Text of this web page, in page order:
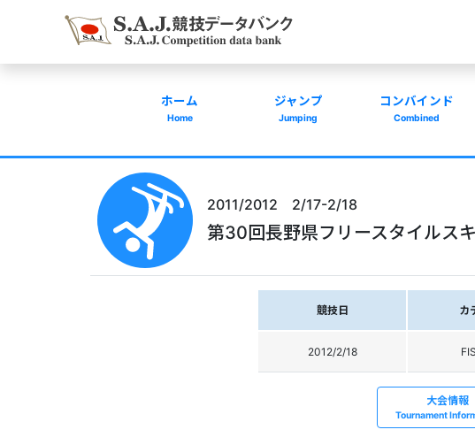
ホーム
Home
ジャンプ
Jumping
コンバインド
Combined
2011/2012 2/17-2/18
第30回長野県フリースタイルス
競技日 カ
2012/2/18
大会情報
Tournament